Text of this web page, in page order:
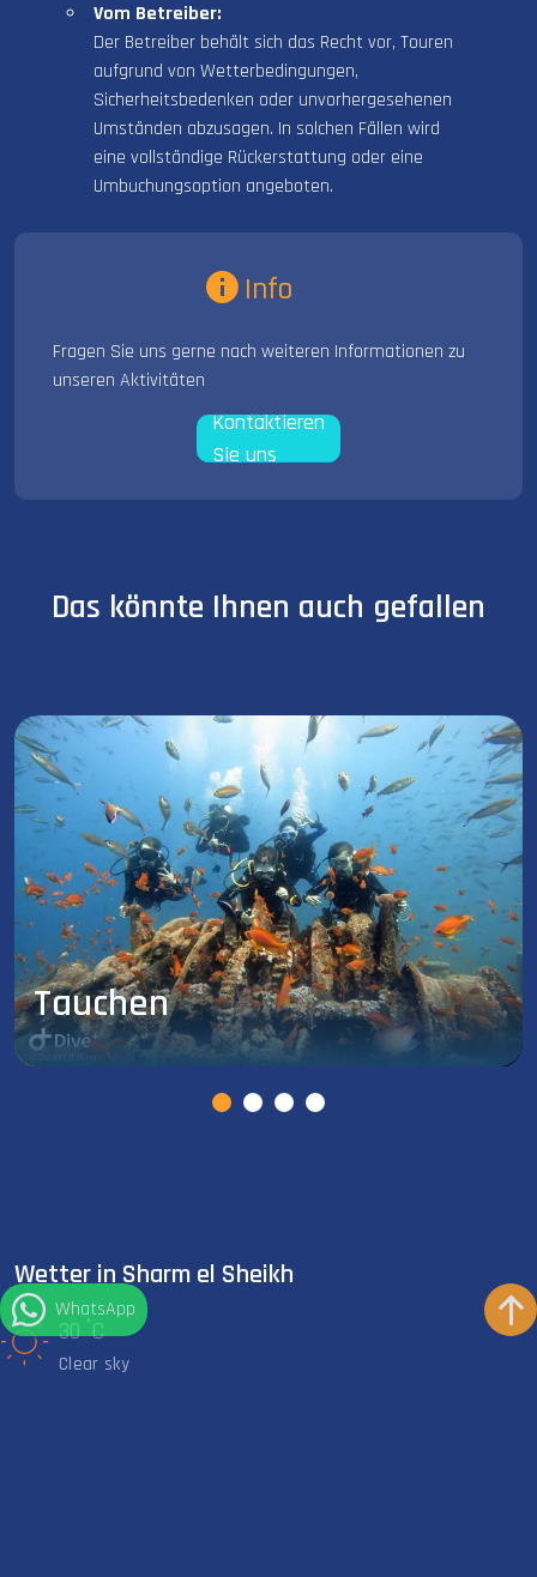
Vom Betreiber:
Der Betreiber behält sich das Recht vor, Touren
aufgrund von Wetterbedingungen,
Sicherheitsbedenken oder unvorhergesehenen
Umständen abzusagen. In solchen Fällen wird
eine vollständige Rückerstattung oder eine
Umbuchungsoption angeboten.
Info
Fragen Sie uns gerne nach weiteren Informationen zu
unseren Aktivitäten
Kontaktieren
Sie uns
Das könnte Ihnen auch gefallen
Tauchen
Wetter in Sharm el Sheikh
30°C
Clear sky
WhatsApp